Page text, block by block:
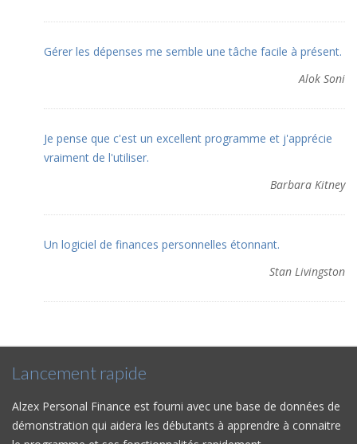
Gérer les dépenses me semble une tâche facile à présent.
Alok Soni
Je pense que c'est un excellent programme et j'apprécie
vraiment de l'utiliser.
Barbara Kitney
Un logiciel de finances personnelles étonnant.
Stan Livingston
Lancement rapide
Alzex Personal Finance est fourni avec une base de données de
démonstration qui aidera les débutants à apprendre à connaitre